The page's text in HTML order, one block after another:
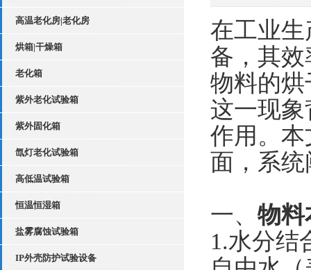
高温老化房|老化房
烘箱|干燥箱
老化箱
紫外老化试验箱
紫外固化箱
氙灯老化试验箱
高低温试验箱
恒温恒湿箱
盐雾腐蚀试验箱
IP外壳防护试验设备
在工业
备，其
物料的
这一现
作用。
面，系
一、 物料
1.水分结